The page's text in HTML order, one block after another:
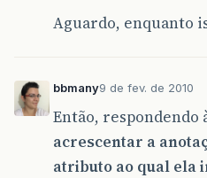
Aguardo, enquanto
bbmany9 de fev. de 2010
Então, respondendo
acrescentar a
atributo ao qual ela